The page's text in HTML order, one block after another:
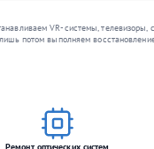
VR-системы,
потом выполняем